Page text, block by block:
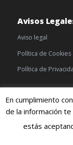
Avisos
Aviso legal
Política de Cookies
Política de
© 2019
En cumplimiento
de la información
estás